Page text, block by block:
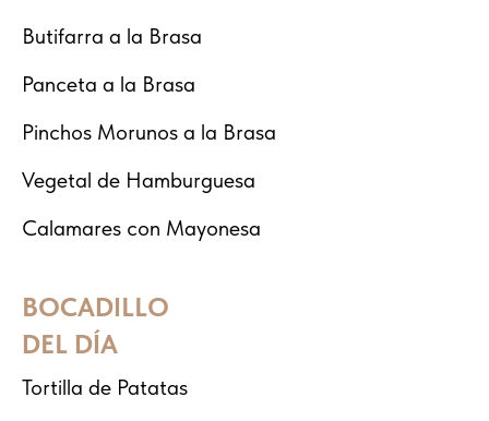
Butifarra a la Brasa
Panceta a la Brasa
Pinchos Morunos a la Brasa
Vegetal de Hamburguesa
Calamares con Mayonesa
BOCADILLO
DEL DÍA
Tortilla de Patatas